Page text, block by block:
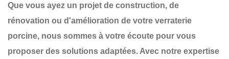
Que vous ayez un projet de construction, de
rénovation ou d'amélioration de votre verraterie
porcine, nous sommes à votre écoute pour vous
proposer des solutions adaptées. Avec notre expertise